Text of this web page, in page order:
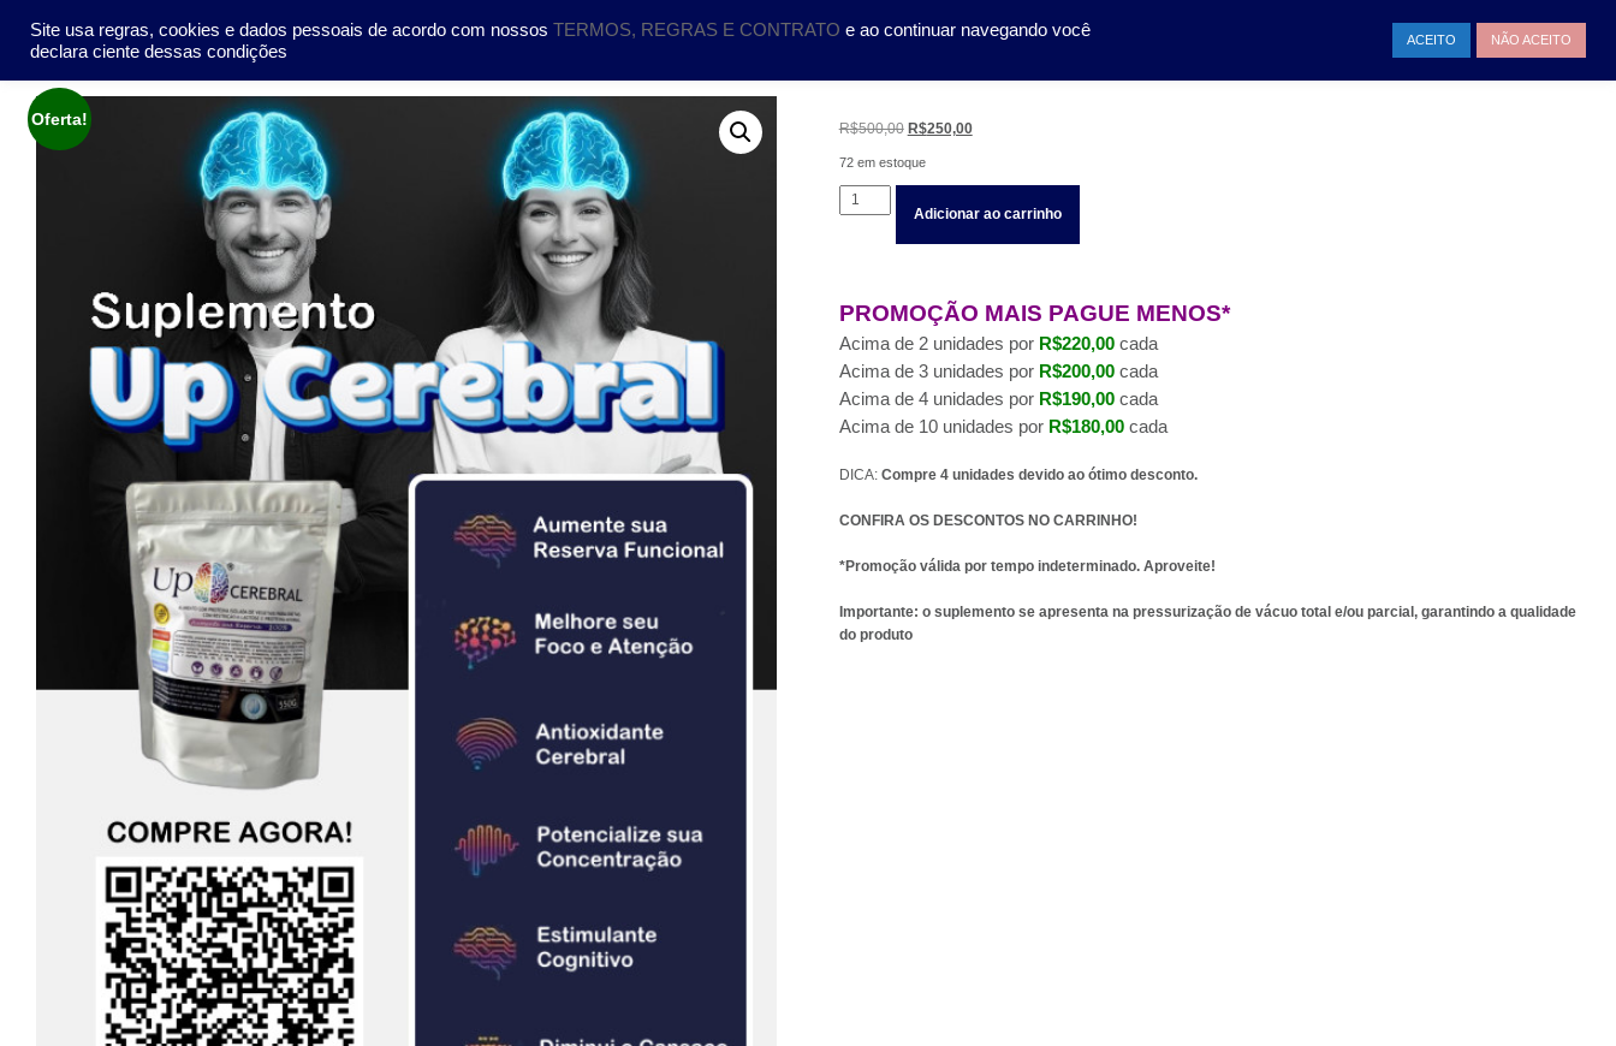
conteúdo
SOCIEDADE METODOLOGIA CURSOS SERVIÇOS CIENTÍFICO TRATAMENTO
Oferta!
R$500,00 O
original
R$500,00.
R$250,00O
R$250,00.
72 em estoque
Suplemento
UP
CEREBRAL
Adicionar ao carrinho
PROMOÇÃO MAIS PAGUE MENOS*
Acima de 2 unidades por R$220,00cada
Acima de 3 unidades por R$200,00cada
Acima de 4 unidades por R$190,00cada
Acima de 10 unidades por R$180,00cada
DICA: Compre 4 unidades devido ao ótimo desconto.
CONFIRA OS DESCONTOS NO CARRINHO!
*Promoção válida por tempo indeterminado. Aproveite!
Importante: o suplemento se apresenta na pressurização de vácuo total e/ou parcial, garantindo a qualidade
do produto
Site usa regras, cookies e dados pessoais de acordo com nossos TERMOS, REGRAS E CONTRATO e ao continuar navegando você
declara ciente dessas condições
ACEITO NÃO ACEITO